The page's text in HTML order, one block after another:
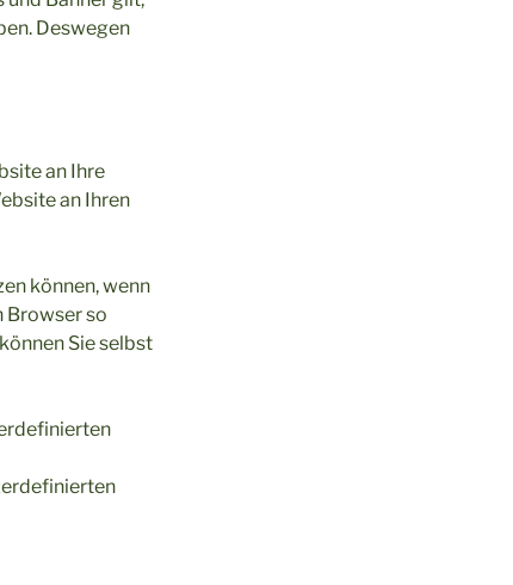
Deswegen
an Ihre
an Ihren
können, wenn
Browser so
Sie selbst